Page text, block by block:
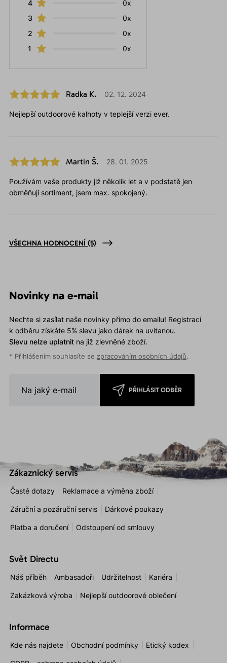
4
0x
3
0x
2
0x
1
0x
Radka K. 02. 12. 2024
Nejlepší outdoorové kalhoty v teplejší verzi ever.
Martin Š. 28. 01. 2025
Používám vaše produkty již několik let a v podstatě jen
obměňuji sortiment, jsem max. spokojený.
VŠECHNA HODNOCENÍ (5)
Novinky na e-mail
Nechte si zasílat naše novinky přímo do emailu! Registrací
k odběru získáte 5% slevu jako dárek na uvítanou.
Slevu nelze uplatnitna již zlevněné zboží.
* Přihlášením souhlasíte se zpracováním osobních údajů.
PŘIHLÁSIT ODBĚR
Zákaznický servis
Časté dotazy Reklamace a výměna zboží
Záruční a pozáruční servis Dárkové poukazy
Platba a doručení Odstoupení od smlouvy
Svět Directu
Náš příběh Ambasadoři Udržitelnost Kariéra
Zakázková výroba Nejlepší outdoorové oblečení
Informace
Kde nás najdete Obchodní podmínky Etický kodex